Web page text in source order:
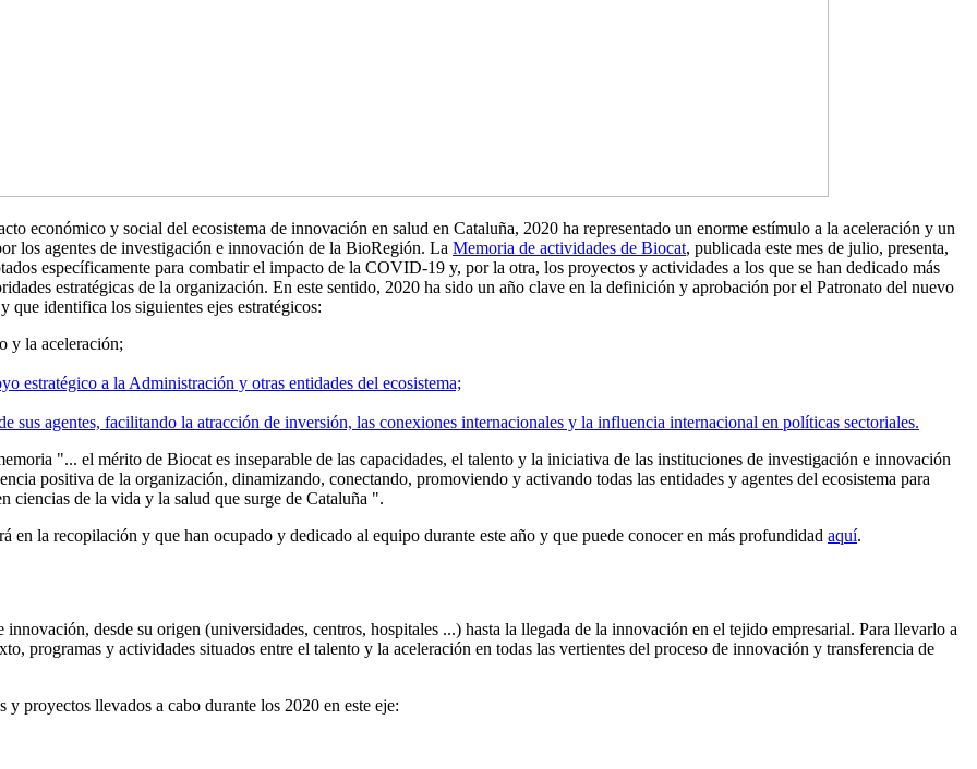
económico y social del ecosistema de innovación en salud en Cataluña, 2020 ha representado un enorme estímulo a la aceleración y un
los agentes de investigación e innovación de la BioRegión. La Memoria de actividades de Biocat, publicada este mes de julio, presenta,
específicamente para combatir el impacto de la COVID-19 y, por la otra, los proyectos y actividades a los que se han dedicado más
estratégicas de la organización. En este sentido, 2020 ha sido un año clave en la definición y aprobación por el Patronato del nuevo
identifica los siguientes ejes estratégicos:
y la aceleración;
estratégico a la Administración y otras entidades del ecosistema;
agentes, facilitando la atracción de inversión, las conexiones internacionales y la influencia internacional en políticas sectoriales.
"... el mérito de Biocat es inseparable de las capacidades, el talento y la iniciativa de las instituciones de investigación e innovación
positiva de la organización, dinamizando, conectando, promoviendo y activando todas las entidades y agentes del ecosistema para
de la vida y la salud que surge de Cataluña ".
en la recopilación y que han ocupado y dedicado al equipo durante este año y que puede conocer en más profundidad aquí.
desde su origen (universidades, centros, hospitales ...) hasta la llegada de la innovación en el tejido empresarial. Para llevarlo a
programas y actividades situados entre el talento y la aceleración en todas las vertientes del proceso de innovación y transferencia de
proyectos llevados a cabo durante los 2020 en este eje: